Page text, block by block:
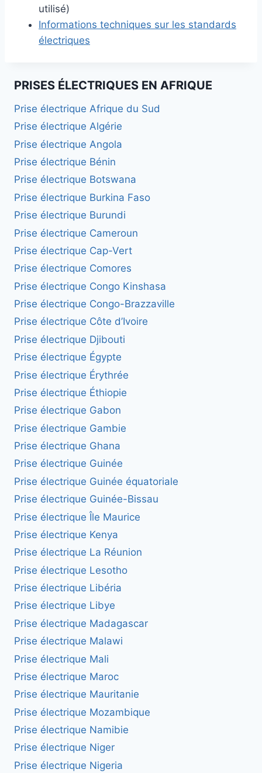
utilisé)
Informations techniques sur les standards
électriques
PRISES ÉLECTRIQUES EN AFRIQUE
Prise électrique Afrique du Sud
Prise électrique Algérie
Prise électrique Angola
Prise électrique Bénin
Prise électrique Botswana
Prise électrique Burkina Faso
Prise électrique Burundi
Prise électrique Cameroun
Prise électrique Cap-Vert
Prise électrique Comores
Prise électrique Congo Kinshasa
Prise électrique Congo-Brazzaville
Prise électrique Côte d’Ivoire
Prise électrique Djibouti
Prise électrique Égypte
Prise électrique Érythrée
Prise électrique Éthiopie
Prise électrique Gabon
Prise électrique Gambie
Prise électrique Ghana
Prise électrique Guinée
Prise électrique Guinée équatoriale
Prise électrique Guinée-Bissau
Prise électrique Île Maurice
Prise électrique Kenya
Prise électrique La Réunion
Prise électrique Lesotho
Prise électrique Libéria
Prise électrique Libye
Prise électrique Madagascar
Prise électrique Malawi
Prise électrique Mali
Prise électrique Maroc
Prise électrique Mauritanie
Prise électrique Mozambique
Prise électrique Namibie
Prise électrique Niger
Prise électrique Nigeria